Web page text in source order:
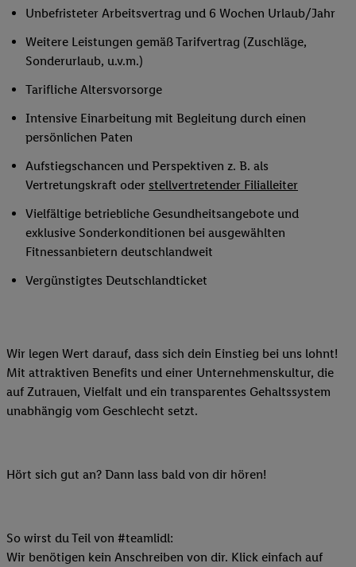
Unbefristeter Arbeitsvertrag und 6 Wochen Urlaub/Jahr
Weitere Leistungen gemäß Tarifvertrag (Zuschläge,
Sonderurlaub, u.v.m.)
Tarifliche Altersvorsorge
Intensive Einarbeitung mit Begleitung durch einen
persönlichen Paten
Aufstiegschancen und Perspektiven z. B. als
Vertretungskraft oder stellvertretender Filialleiter
Vielfältige betriebliche Gesundheitsangebote und
exklusive Sonderkonditionen bei ausgewählten
Fitnessanbietern deutschlandweit
Vergünstigtes Deutschlandticket
Wir legen Wert darauf, dass sich dein Einstieg bei uns lohnt!
Mit attraktiven Benefits und einer Unternehmenskultur, die
auf Zutrauen, Vielfalt und ein transparentes Gehaltssystem
unabhängig vom Geschlecht setzt.
Hört sich gut an? Dann lass bald von dir hören!
So wirst du Teil von #teamlidl:
Wir benötigen kein Anschreiben von dir. Klick einfach auf